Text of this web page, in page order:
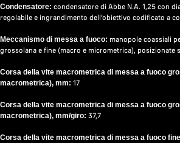
Condensatore: condensatore di Abbe N.A. 1,25 con
regolabile e ingrandimento dell’obiettivo codificato a
Meccanismo di messa a fuoco: manopole coassiali
grossolana e fine (macro e micrometrica), posizionate
Corsa della vite macrometrica di messa a fuoco
macrometrica), mm: 17
Corsa della vite macrometrica di messa a fuoco
macrometrica), mm/giro: 37,7
Corsa della vite macrometrica di messa a fuoco